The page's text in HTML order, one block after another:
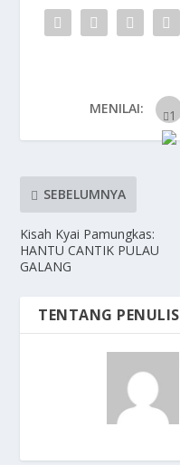
MENILAI:
SEBELUMNYA
Kisah Kyai Pamungkas:
HANTU CANTIK PULAU
GALANG
TENTANG PENULIS